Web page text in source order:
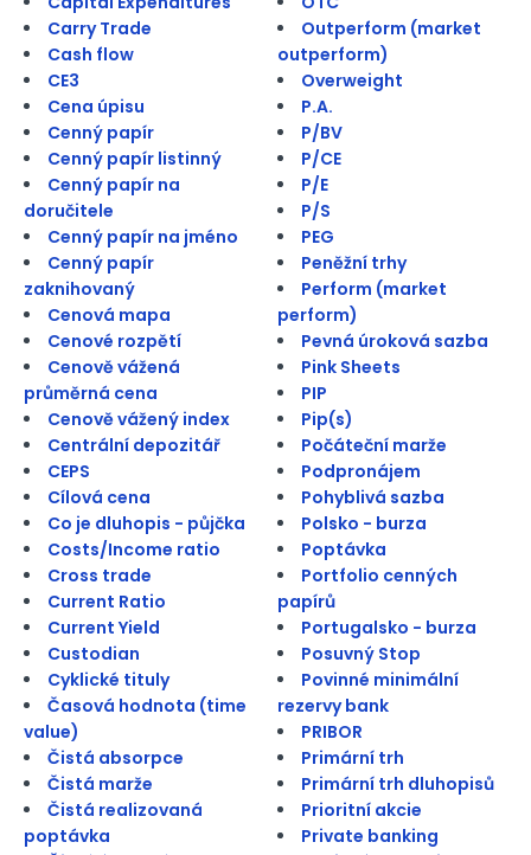
Carry Trade
Cash flow
CE3
Cena úpisu
Cenný papír
Cenný papír listinný
Cenný papír na
doručitele
Cenný papír na jméno
Cenný papír
zaknihovaný
Cenová mapa
Cenové rozpětí
Cenově vážená
průměrná cena
Cenově vážený index
Centrální depozitář
CEPS
Cílová cena
Co je dluhopis - půjčka
Costs/Income ratio
Cross trade
Current Ratio
Current Yield
Custodian
Cyklické tituly
Časová hodnota (time
value)
Čistá absorpce
Čistá marže
Čistá realizovaná
poptávka
Outperform (market
outperform)
Overweight
P.A.
P/BV
P/CE
P/E
P/S
PEG
Peněžní trhy
Perform (market
perform)
Pevná úroková sazba
Pink Sheets
PIP
Pip(s)
Počáteční marže
Podpronájem
Pohyblivá sazba
Polsko - burza
Poptávka
Portfolio cenných
papírů
Portugalsko - burza
Posuvný Stop
Povinné minimální
rezervy bank
PRIBOR
Primární trh
Primární trh dluhopisů
Prioritní akcie
Private banking